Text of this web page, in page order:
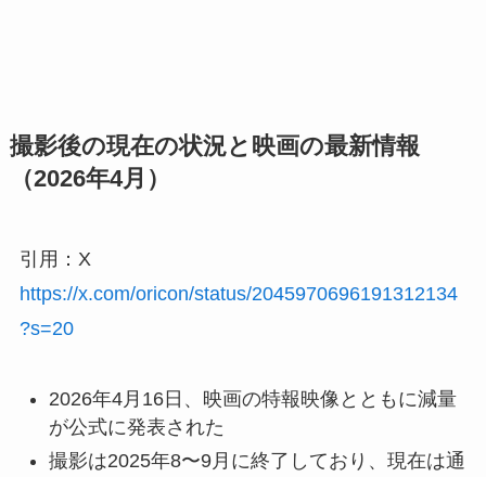
撮影後の現在の状況と映画の最新情報
（2026年4月）
引用：X
https://x.com/oricon/status/2045970696191312134
?s=20
2026年4月16日、映画の特報映像とともに減量
が公式に発表された
撮影は2025年8〜9月に終了しており、現在は通